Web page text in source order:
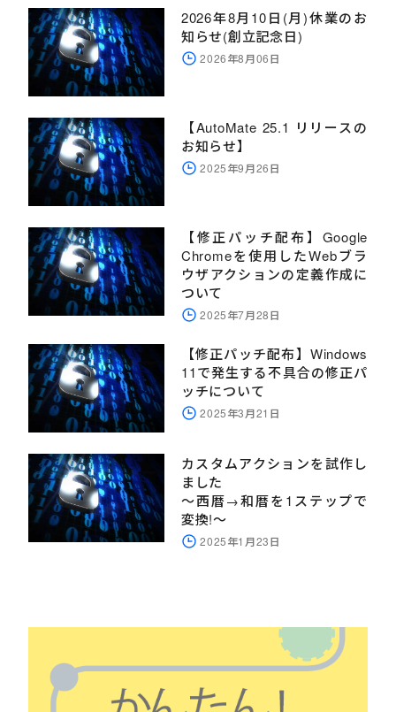
2026年8月10日(月)休業のお
知らせ(創立記念日)
2026年8月06日
【AutoMate 25.1 リリースの
お知らせ】
2025年9月26日
【修正パッチ配布】Google
Chromeを使用したWebブラ
ウザアクションの定義作成に
ついて
2025年7月28日
【修正パッチ配布】Windows
11で発生する不具合の修正パ
ッチについて
2025年3月21日
カスタムアクションを試作し
ました
～西暦→和暦を1ステップで
変換!～
2025年1月23日